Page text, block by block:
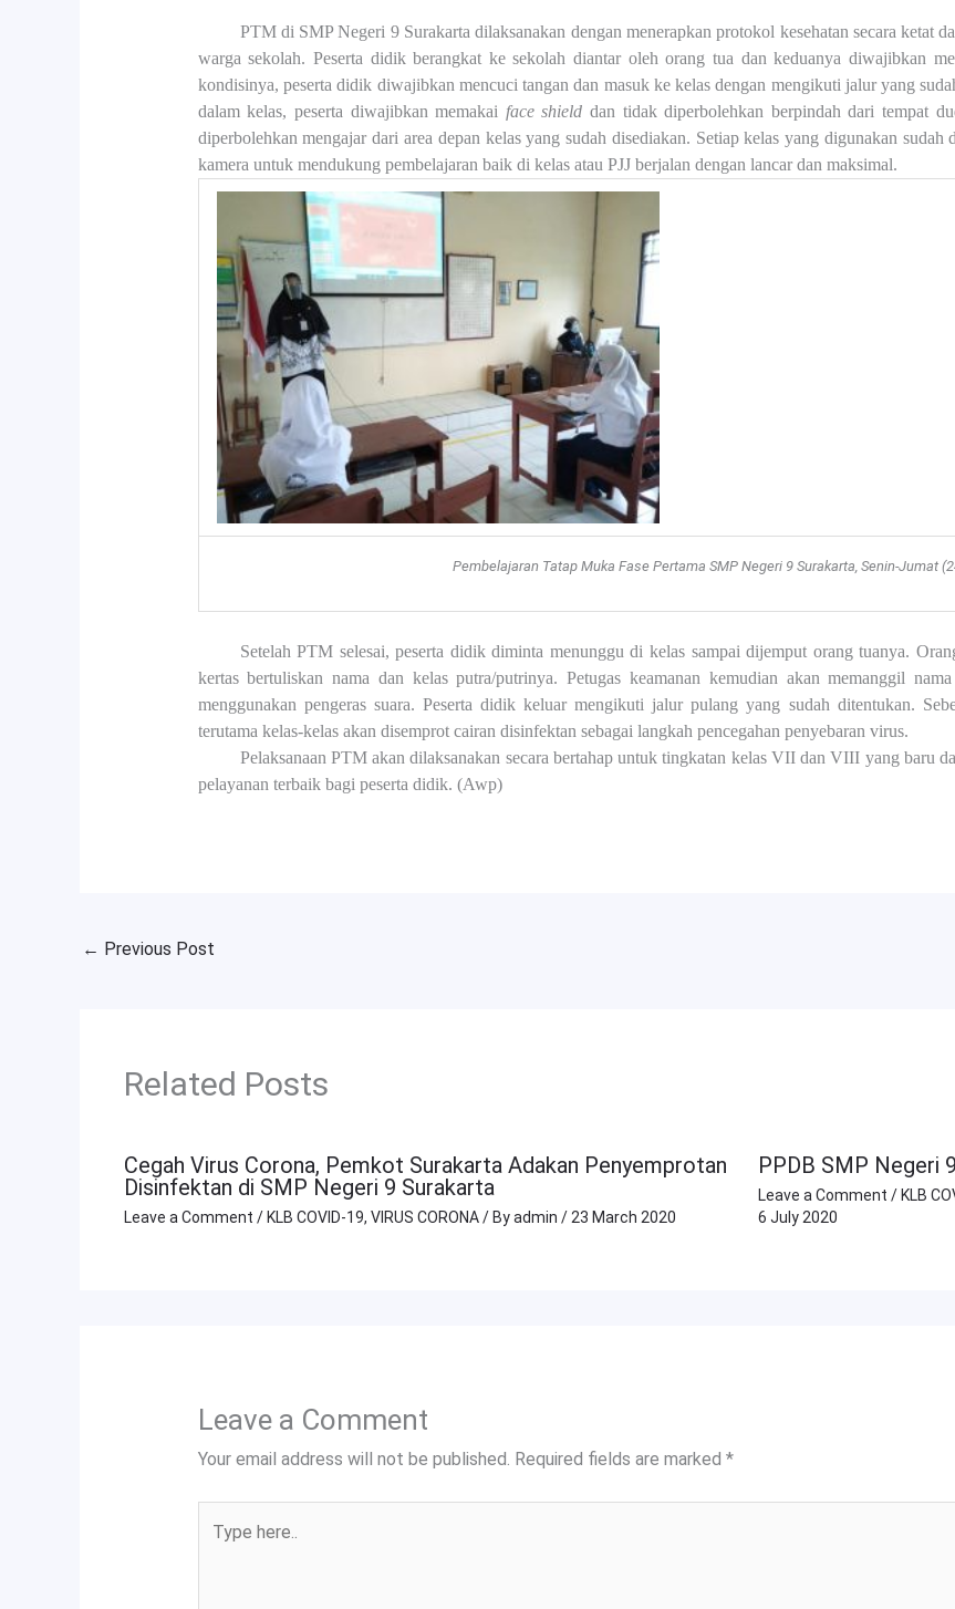
PTM di SMP Negeri 9 Surakarta dilaksanakan dengan menerapkan protokol kesehatan secara ketat
warga sekolah. Peserta didik berangkat ke sekolah diantar oleh orang tua dan keduanya diwajibkan
kondisinya, peserta didik diwajibkan mencuci tangan dan masuk ke kelas dengan mengikuti jalur yang
dalam kelas, peserta diwajibkan memakai face shield dan tidak diperbolehkan berpindah dari tempat
diperbolehkan mengajar dari area depan kelas yang sudah disediakan. Setiap kelas yang digunakan
kamera untuk mendukung pembelajaran baik di kelas atau PJJ berjalan dengan lancar dan maksimal.
Pembelajaran Tatap Muka Fase Pertama SMP Negeri 9 Surakarta, Senin-Jumat
Setelah PTM selesai, peserta didik diminta menunggu di kelas sampai dijemput orang tuanya.
kertas bertuliskan nama dan kelas putra/putrinya. Petugas keamanan kemudian akan memanggil
menggunakan pengeras suara. Peserta didik keluar mengikuti jalur pulang yang sudah ditentukan.
terutama kelas-kelas akan disemprot cairan disinfektan sebagai langkah pencegahan penyebaran virus.
Pelaksanaan PTM akan dilaksanakan secara bertahap untuk tingkatan kelas VII dan VIII yang baru
pelayanan terbaik bagi peserta didik. (Awp)
← Previous Post
Related Posts
Cegah Virus Corona, Pemkot Surakarta Adakan Penyemprotan
Disinfektan di SMP Negeri 9 Surakarta
Leave a Comment / KLB COVID-19, VIRUS CORONA/ Byadmin / 23 March 2020
PPDB SMP Negeri
Leave a Comment / KLB
6 July 2020
Leave a Comment
Your email address will not be published. Required fields are marked *
here..